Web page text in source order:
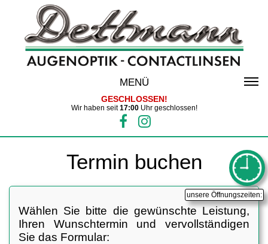
MENÜ
GESCHLOSSEN!
Wir haben seit17:00Uhr geschlossen!
Termin buchen
Wählen Sie bitte die gewünschte Leistung,
Ihren Wunschtermin und vervollständigen
Sie das Formular:
unsere Öffnungszeiten: